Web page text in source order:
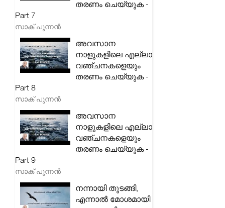
തരണം ചെയ്യുക -
Part 7
സാക് പുന്നൻ
അവസാന
നാളുകളിലെ എല്ലാ
വഞ്ചനകളെയും
തരണം ചെയ്യുക -
Part 8
സാക് പുന്നൻ
അവസാന
നാളുകളിലെ എല്ലാ
വഞ്ചനകളെയും
തരണം ചെയ്യുക -
Part 9
സാക് പുന്നൻ
നന്നായി തുടങ്ങി,
എന്നാൽ മോശമായി